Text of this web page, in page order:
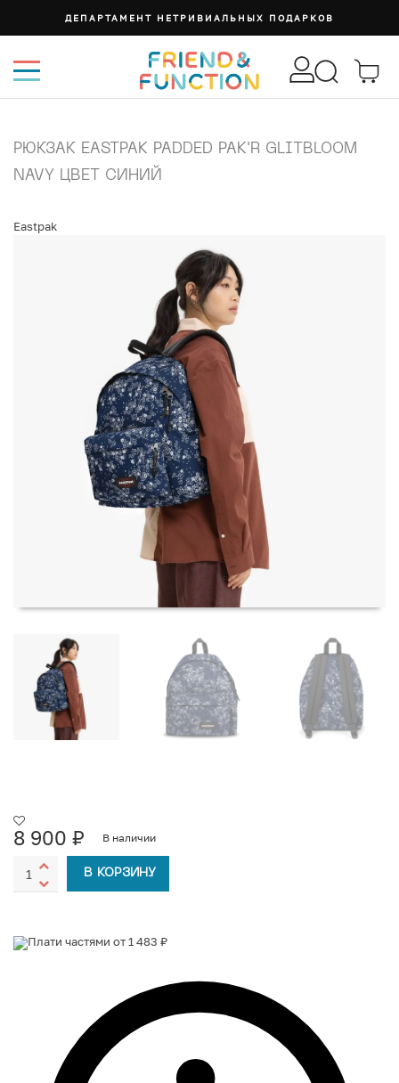
ДЕПАРТАМЕНТ НЕТРИВИАЛЬНЫХ ПОДАРКОВ
РЮКЗАК EASTPAK PADDED PAK'R GLITBLOOM
NAVY ЦВЕТ СИНИЙ
Eastpak
8 900 ₽ В наличии
В КОРЗИНУ
Плати частями от 1 483 ₽